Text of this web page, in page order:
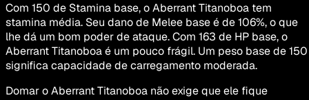
Com 150 de Stamina base, o Aberrant Titanoboa tem
stamina média. Seu dano de Melee base é de 106%, o que
lhe dá um bom poder de ataque. Com 163 de HP base, o
Aberrant Titanoboa é um pouco frágil. Um peso base de 150
significa capacidade de carregamento moderada.
Domar o Aberrant Titanoboa não exige que ele fique